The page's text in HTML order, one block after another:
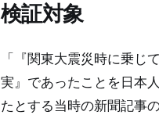
検証対象
「『関東大震災時に乗じ
実』であったことを日本
たとする当時の新聞記事